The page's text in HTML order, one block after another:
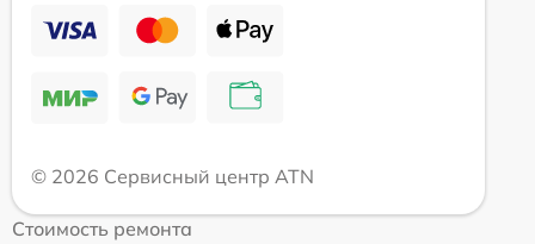
© 2026 Сервисный центр ATN
Стоимость ремонта